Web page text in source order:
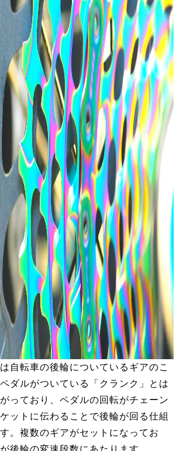
自転車の後輪についているギアのこ
ダルがついている「クランク」とは
っており、ペダルの回転がチェーン
ットに伝わることで後輪が回る仕組
。複数のギアがセットになってお
後輪の変速段数にあたります。